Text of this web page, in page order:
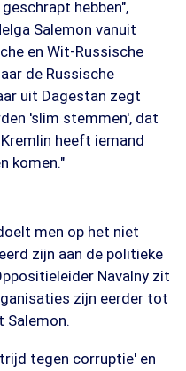
hebben",
Salemon vanuit
en Wit-Russische
de Russische
uit Dagestan zegt
'slim stemmen', dat
heeft iemand
komen."
men op het niet
zijn aan de politieke
Navalny zit
zijn eerder tot
Salemon.
tegen corruptie' en